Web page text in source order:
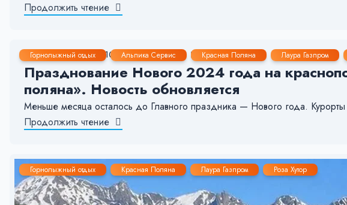
Продолжить чтение
Горнолыжный отдых Альпика Сервис Красная Поляна Лаура Газпром
5 Дек, 2023 10-11 мин. 2281 19
Празднование Нового 2024 года на
поляна». Новость обновляется
Меньше месяца осталось до Главного праздника — Нового года.
Продолжить чтение
Горнолыжный отдых Красная Поляна Лаура Газпром Роза Хутор